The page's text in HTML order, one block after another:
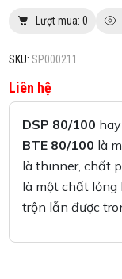
Lượt mua: 0
SKU: SP000211
Liên hệ
DSP 80/100
BTE 80/100 là
là thinner, chất
là một chất lỏng
trộn lẫn được